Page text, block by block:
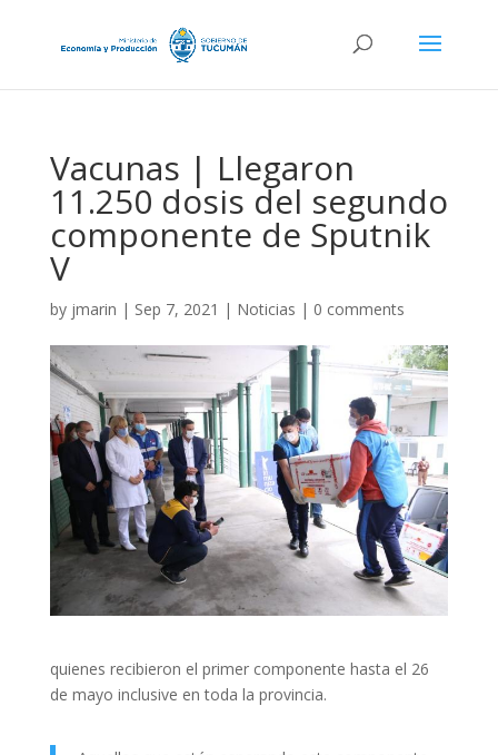
Vacunas | Llegaron
11.250 dosis del segundo
componente de Sputnik
V
by jmarin | Sep 7, 2021 | Noticias | 0 comments
quienes recibieron el primer componente hasta el 26
de mayo inclusive en toda la provincia.